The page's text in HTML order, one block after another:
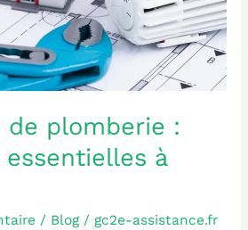
de plomberie :
essentielles à
/ Blog/ gc2e-assistance.fr